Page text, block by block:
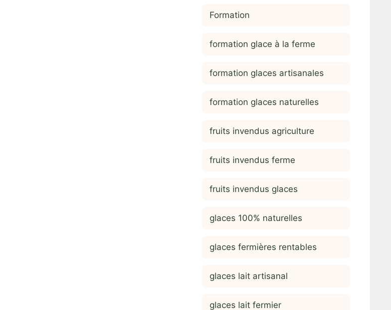
Formation
formation glace à la ferme
formation glaces artisanales
formation glaces naturelles
fruits invendus agriculture
fruits invendus ferme
fruits invendus glaces
glaces 100% naturelles
glaces fermières rentables
glaces lait artisanal
glaces lait fermier